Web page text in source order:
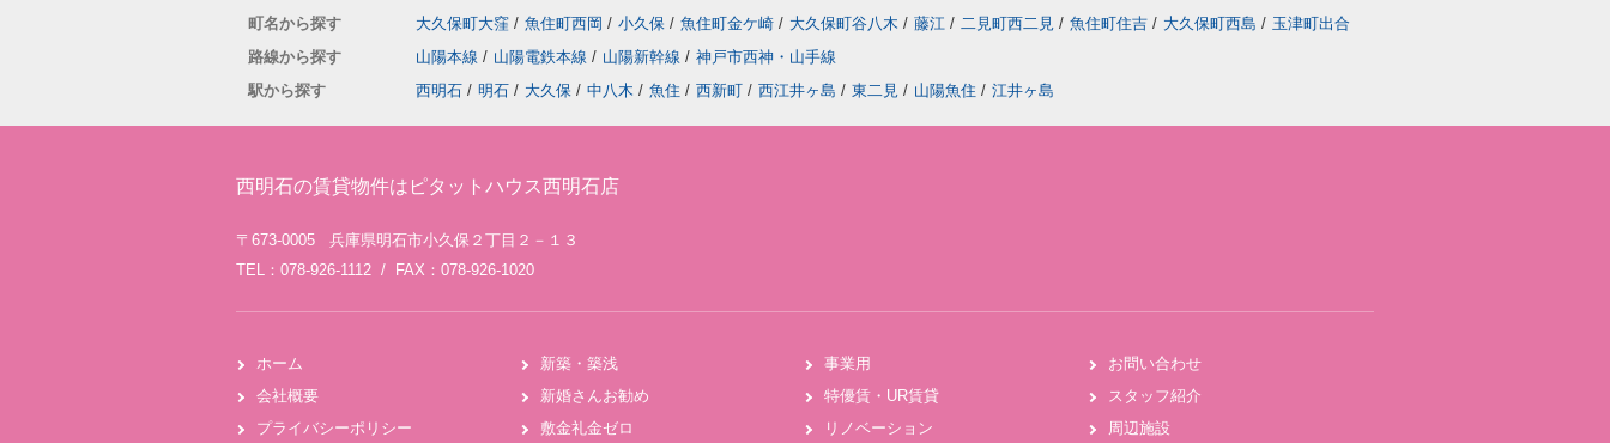
町名から探す
大久保町大窪 / 魚住町西岡 / 小久保 / 魚住町金ケ崎 / 大久保町谷八木 / 藤江 / 二見町西二見 / 魚住町住吉 / 大久保町西島 / 玉津町出合
路線から探す
山陽本線 / 山陽電鉄本線 / 山陽新幹線 / 神戸市西神・山手線
駅から探す
西明石 / 明石 / 大久保 / 中八木 / 魚住 / 西新町 / 西江井ヶ島 / 東二見 / 山陽魚住 / 江井ヶ島
西明石の賃貸物件はピタットハウス西明石店
〒673-0005 兵庫県明石市小久保２丁目２－１３
TEL：078-926-1112 / FAX：078-926-1020
ホーム
会社概要
プライバシーポリシー
新築・築浅
新婚さんお勧め
敷金礼金ゼロ
事業用
特優賃・UR賃貸
リノベーション
お問い合わせ
スタッフ紹介
周辺施設